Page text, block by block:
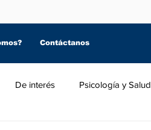
Contáctanos
De interés Psicología y Salud